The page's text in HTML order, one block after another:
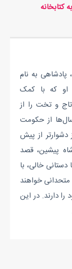
به نام
که با کمک
و تخت را از
از حکومت
از پیش
پیشین، قصد
دستانی خالی، با
خواهند
دارند. در این